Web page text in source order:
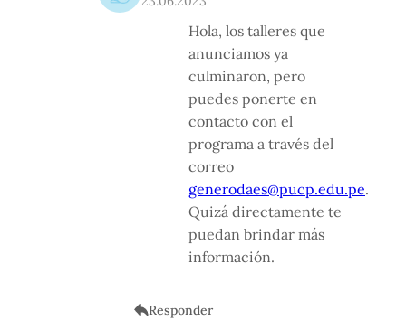
Hola, los talleres que
anunciamos ya
culminaron, pero
puedes ponerte en
contacto con el
programa a través del
correo
generodaes@pucp.edu.pe.
Quizá directamente te
puedan brindar más
información.
Responder